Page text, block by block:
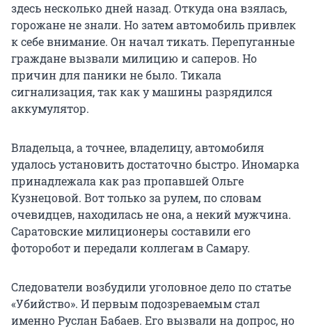
здесь несколько дней назад. Откуда она взялась,
горожане не знали. Но затем автомобиль привлек
к себе внимание. Он начал тикать. Перепуганные
граждане вызвали милицию и саперов. Но
причин для паники не было. Тикала
сигнализация, так как у машины разрядился
аккумулятор.
Владельца, а точнее, владелицу, автомобиля
удалось установить достаточно быстро. Иномарка
принадлежала как раз пропавшей Ольге
Кузнецовой. Вот только за рулем, по словам
очевидцев, находилась не она, а некий мужчина.
Саратовские милиционеры составили его
фоторобот и передали коллегам в Самару.
Следователи возбудили уголовное дело по статье
«Убийство». И первым подозреваемым стал
именно Руслан Бабаев. Его вызвали на допрос, но